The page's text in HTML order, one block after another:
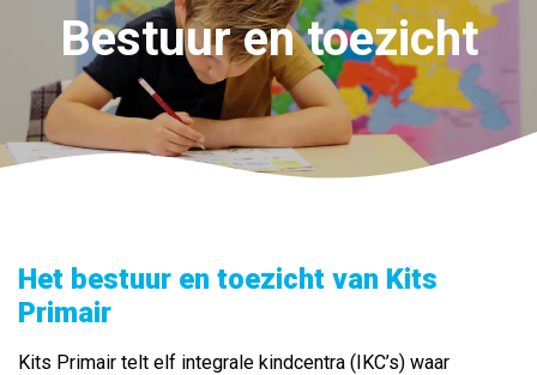
Bestuur en toezicht
Het bestuur en toezicht van Kits
Primair
Kits Primair telt elf integrale kindcentra (IKC’s) waar